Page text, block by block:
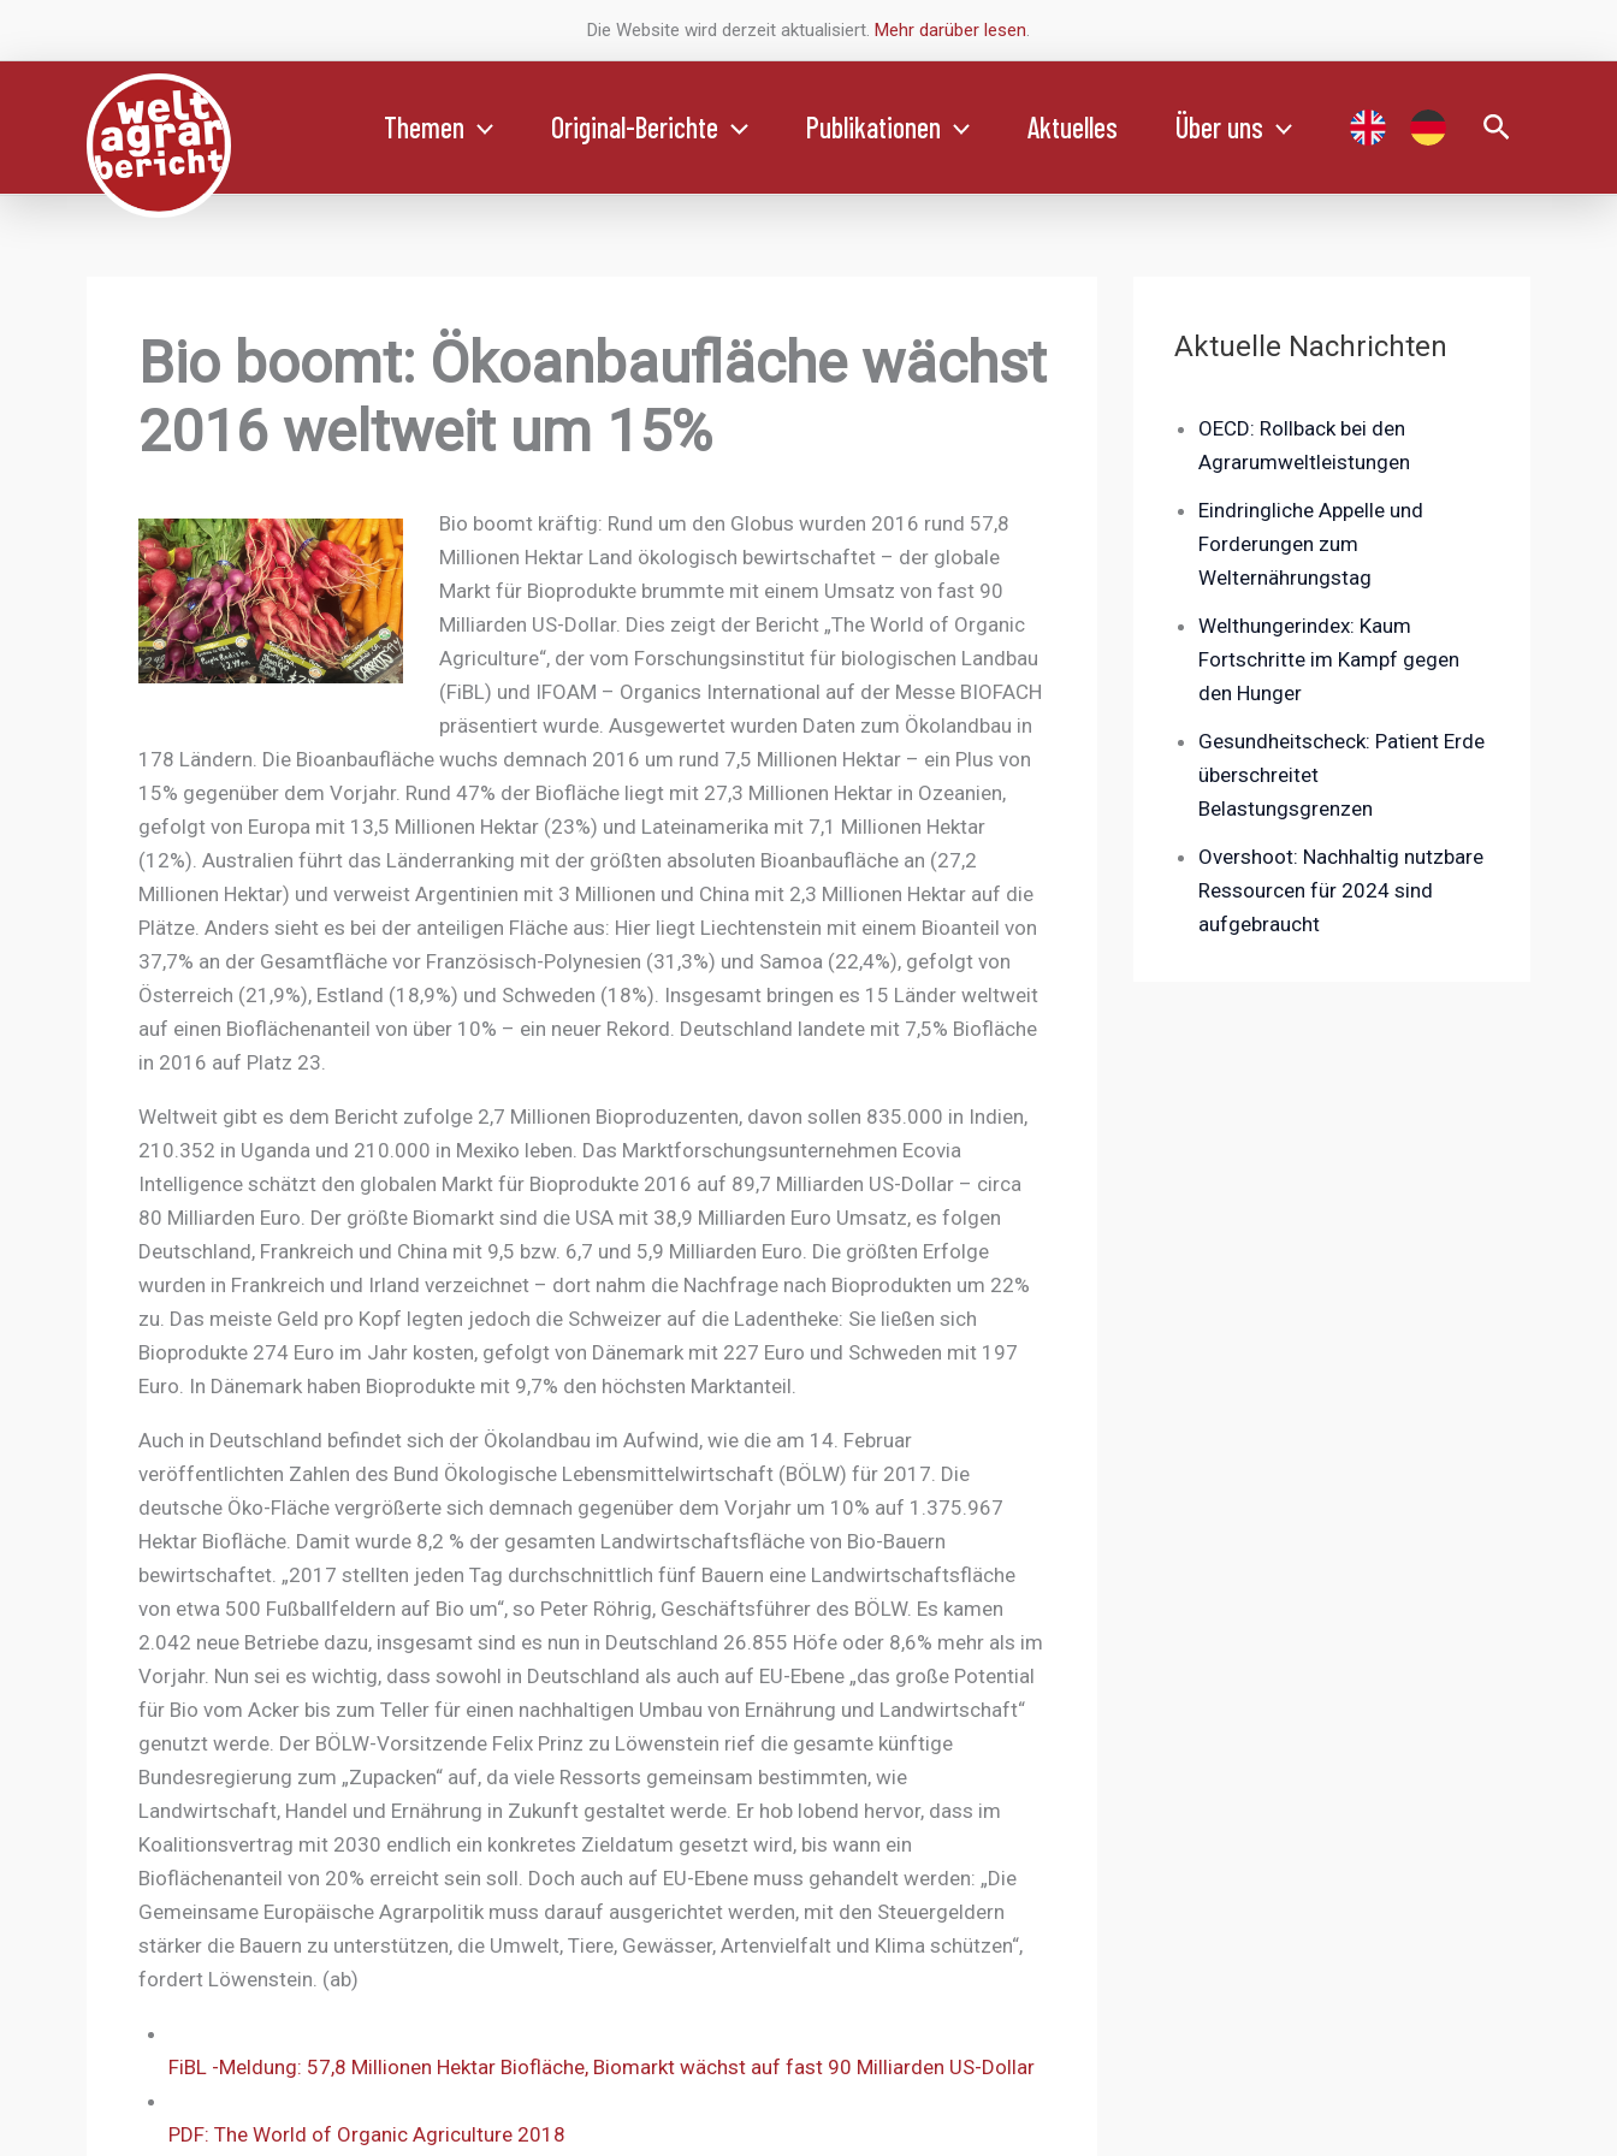
Die Website wird derzeit aktualisiert. Mehr darüber lesen.
Themen Original-Berichte Publikationen Aktuelles Über uns Suchen
Bio boomt: Ökoanbaufläche wächst
2016 weltweit um 15%
Bio boomt kräftig: Rund um den Globus wurden 2016 rund 57,8
Millionen Hektar Land ökologisch bewirtschaftet – der globale
Markt für Bioprodukte brummte mit einem Umsatz von fast 90
Milliarden US-Dollar. Dies zeigt der Bericht „The World of Organic
Agriculture“, der vom Forschungsinstitut für biologischen Landbau
(FiBL) und IFOAM – Organics International auf der Messe BIOFACH
präsentiert wurde. Ausgewertet wurden Daten zum Ökolandbau in
178 Ländern. Die Bioanbaufläche wuchs demnach 2016 um rund 7,5 Millionen Hektar – ein Plus von
15% gegenüber dem Vorjahr. Rund 47% der Biofläche liegt mit 27,3 Millionen Hektar in Ozeanien,
gefolgt von Europa mit 13,5 Millionen Hektar (23%) und Lateinamerika mit 7,1 Millionen Hektar
(12%). Australien führt das Länderranking mit der größten absoluten Bioanbaufläche an (27,2
Millionen Hektar) und verweist Argentinien mit 3 Millionen und China mit 2,3 Millionen Hektar auf die
Plätze. Anders sieht es bei der anteiligen Fläche aus: Hier liegt Liechtenstein mit einem Bioanteil von
37,7% an der Gesamtfläche vor Französisch-Polynesien (31,3%) und Samoa (22,4%), gefolgt von
Österreich (21,9%), Estland (18,9%) und Schweden (18%). Insgesamt bringen es 15 Länder weltweit
auf einen Bioflächenanteil von über 10% – ein neuer Rekord. Deutschland landete mit 7,5% Biofläche
in 2016 auf Platz 23.
Weltweit gibt es dem Bericht zufolge 2,7 Millionen Bioproduzenten, davon sollen 835.000 in Indien,
210.352 in Uganda und 210.000 in Mexiko leben. Das Marktforschungsunternehmen Ecovia
Intelligence schätzt den globalen Markt für Bioprodukte 2016 auf 89,7 Milliarden US-Dollar – circa
80 Milliarden Euro. Der größte Biomarkt sind die USA mit 38,9 Milliarden Euro Umsatz, es folgen
Deutschland, Frankreich und China mit 9,5 bzw. 6,7 und 5,9 Milliarden Euro. Die größten Erfolge
wurden in Frankreich und Irland verzeichnet – dort nahm die Nachfrage nach Bioprodukten um 22%
zu. Das meiste Geld pro Kopf legten jedoch die Schweizer auf die Ladentheke: Sie ließen sich
Bioprodukte 274 Euro im Jahr kosten, gefolgt von Dänemark mit 227 Euro und Schweden mit 197
Euro. In Dänemark haben Bioprodukte mit 9,7% den höchsten Marktanteil.
Auch in Deutschland befindet sich der Ökolandbau im Aufwind, wie die am 14. Februar
veröffentlichten Zahlen des Bund Ökologische Lebensmittelwirtschaft (BÖLW) für 2017. Die
deutsche Öko-Fläche vergrößerte sich demnach gegenüber dem Vorjahr um 10% auf 1.375.967
Hektar Biofläche. Damit wurde 8,2 % der gesamten Landwirtschaftsfläche von Bio-Bauern
bewirtschaftet. „2017 stellten jeden Tag durchschnittlich fünf Bauern eine Landwirtschaftsfläche
von etwa 500 Fußballfeldern auf Bio um“, so Peter Röhrig, Geschäftsführer des BÖLW. Es kamen
2.042 neue Betriebe dazu, insgesamt sind es nun in Deutschland 26.855 Höfe oder 8,6% mehr als im
Vorjahr. Nun sei es wichtig, dass sowohl in Deutschland als auch auf EU-Ebene „das große Potential
für Bio vom Acker bis zum Teller für einen nachhaltigen Umbau von Ernährung und Landwirtschaft“
genutzt werde. Der BÖLW-Vorsitzende Felix Prinz zu Löwenstein rief die gesamte künftige
Bundesregierung zum „Zupacken“ auf, da viele Ressorts gemeinsam bestimmten, wie
Landwirtschaft, Handel und Ernährung in Zukunft gestaltet werde. Er hob lobend hervor, dass im
Koalitionsvertrag mit 2030 endlich ein konkretes Zieldatum gesetzt wird, bis wann ein
Bioflächenanteil von 20% erreicht sein soll. Doch auch auf EU-Ebene muss gehandelt werden: „Die
Gemeinsame Europäische Agrarpolitik muss darauf ausgerichtet werden, mit den Steuergeldern
stärker die Bauern zu unterstützen, die Umwelt, Tiere, Gewässer, Artenvielfalt und Klima schützen“,
fordert Löwenstein. (ab)
FiBL -Meldung: 57,8 Millionen Hektar Biofläche, Biomarkt wächst auf fast 90 Milliarden US-Dollar
PDF: The World of Organic Agriculture 2018
Aktuelle Nachrichten
OECD: Rollback bei den
Agrarumweltleistungen
Eindringliche Appelle und
Forderungen zum
Welternährungstag
Welthungerindex: Kaum
Fortschritte im Kampf gegen
den Hunger
Gesundheitscheck: Patient Erde
überschreitet
Belastungsgrenzen
Overshoot: Nachhaltig nutzbare
Ressourcen für 2024 sind
aufgebraucht